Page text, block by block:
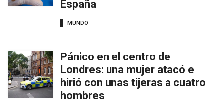
España
MUNDO
Pánico en el centro de
Londres: una mujer atacó e
hirió con unas tijeras a cuatro
hombres